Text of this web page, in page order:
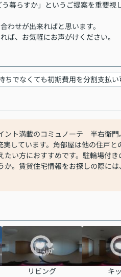
暮らすか」というご提案を重要視
わせが出来ればと思います。
ば、お気軽にお声がけください。
ちでなくても初期費用を分割支払い
ント満載のコミュノーテ 半右衛門
実しています。角部屋は他の住戸
たい方におすすめです。駐輪場付
か。賃貸住宅情報をお探しの際に
リビング キ